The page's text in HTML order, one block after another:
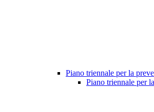
Piano triennale per la
Piano triennale per